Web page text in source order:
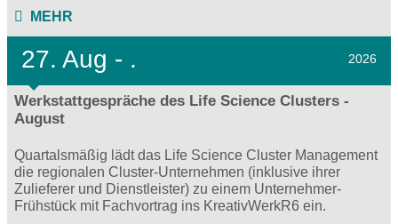
MEHR
27. Aug - . 2026
Werkstattgespräche des Life Science Clusters -
August
Quartalsmäßig lädt das Life Science Cluster Management
die regionalen Cluster-Unternehmen (inklusive ihrer
Zulieferer und Dienstleister) zu einem Unternehmer-
Frühstück mit Fachvortrag ins KreativWerkR6 ein.